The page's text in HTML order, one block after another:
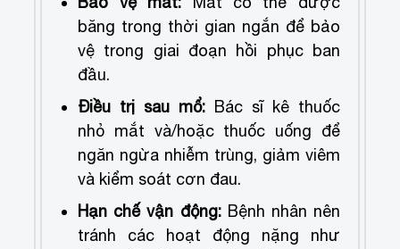
băng trong thời gian ngắn để bảo
vệ trong giai đoạn hồi phục ban
đầu.
Điều trị sau mổ: Bác sĩ kê thuốc
nhỏ mắt và/hoặc thuốc uống để
ngăn ngừa nhiễm trùng, giảm viêm
và kiểm soát cơn đau.
Hạn chế vận động:Bệnh nhân nên
tránh các hoạt động nặng như